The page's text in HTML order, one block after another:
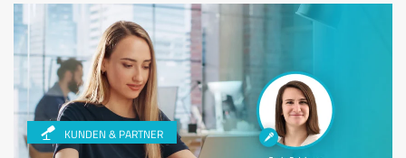
KUNDEN & PARTNER